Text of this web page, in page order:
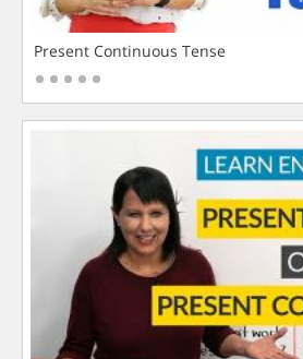
Present Continuous Tense